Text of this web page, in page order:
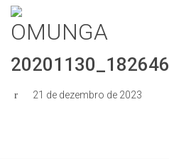
20201130_182646
21 de dezembro de 2023